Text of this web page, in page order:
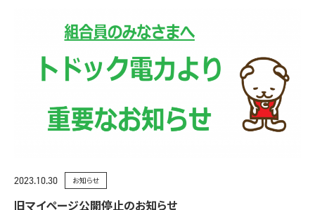
2023.10.30 お知らせ
旧マイページ公開停止のお知らせ